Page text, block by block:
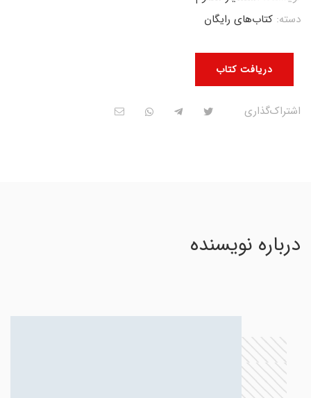
دریافت کتاب
دسته: کتاب‌های رایگان
اشتراک‌گذاری
درباره نویسنده